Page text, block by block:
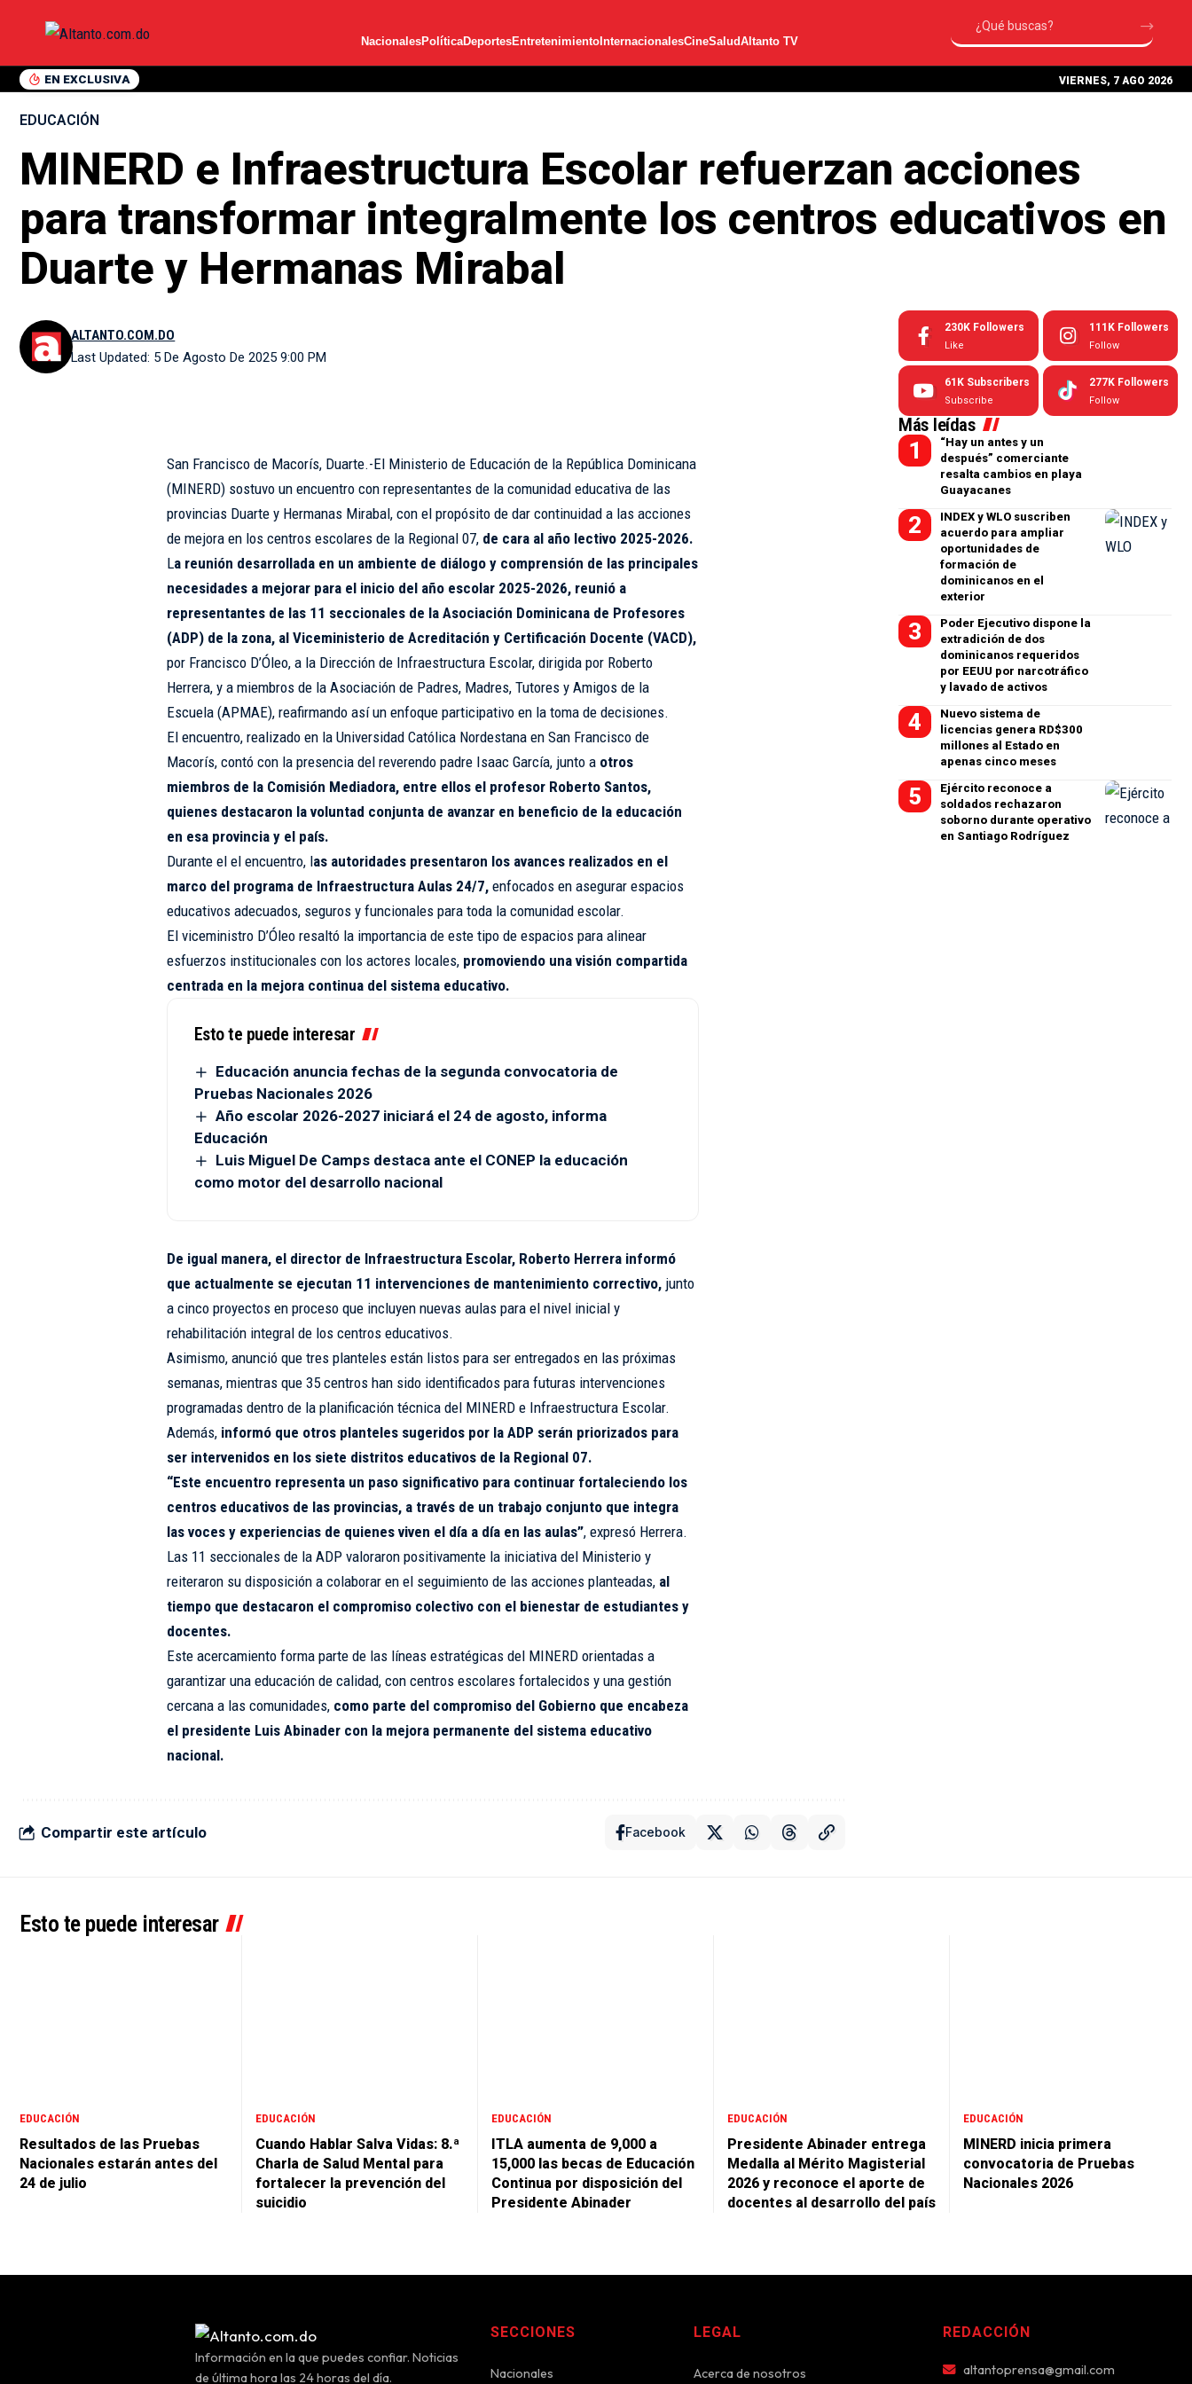
NacionalesPolíticaDeportesEntretenimiento InternacionalesCineSaludAltanto TV
EN EXCLUSIVA VIERNES, 7 AGO 2026
EDUCACIÓN
MINERD e Infraestructura Escolar refuerzan acciones
para transformar integralmente los centros educativos en
Duarte y Hermanas Mirabal
Last Updated: 5 De Agosto De 2025 9:00 PM
ALTANTO.COM.DO
San Francisco de Macorís, Duarte.-El Ministerio de Educación de la República Dominicana
(MINERD) sostuvo un encuentro con representantes de la comunidad educativa de las
provincias Duarte y Hermanas Mirabal, con el propósito de dar continuidad a las acciones
de mejora en los centros escolares de la Regional 07, de cara al año lectivo 2025-2026.
La reunión desarrollada en un ambiente de diálogo y comprensión de las principales
necesidades a mejorar para el inicio del año escolar 2025-2026, reunió a
representantes de las 11 seccionales de la Asociación Dominicana de Profesores
(ADP) de la zona, al Viceministerio de Acreditación y Certificación Docente (VACD),
por Francisco D’Óleo, a la Dirección de Infraestructura Escolar, dirigida por Roberto
Herrera, y a miembros de la Asociación de Padres, Madres, Tutores y Amigos de la
Escuela (APMAE), reafirmando así un enfoque participativo en la toma de decisiones.
El encuentro, realizado en la Universidad Católica Nordestana en San Francisco de
Macorís, contó con la presencia del reverendo padre Isaac García, junto a otros
miembros de la Comisión Mediadora, entre ellos el profesor Roberto Santos,
quienes destacaron la voluntad conjunta de avanzar en beneficio de la educación
en esa provincia y el país.
Durante el el encuentro, las autoridades presentaron los avances realizados en el
marco del programa de Infraestructura Aulas 24/7, enfocados en asegurar espacios
educativos adecuados, seguros y funcionales para toda la comunidad escolar.
El viceministro D’Óleo resaltó la importancia de este tipo de espacios para alinear
esfuerzos institucionales con los actores locales, promoviendo una visión compartida
centrada en la mejora continua del sistema educativo.
Esto te puede interesar
Educación anuncia fechas de la segunda convocatoria de
Pruebas Nacionales 2026
Año escolar 2026-2027 iniciará el 24 de agosto, informa
Educación
Luis Miguel De Camps destaca ante el CONEP la educación
como motor del desarrollo nacional
De igual manera, el director de Infraestructura Escolar, Roberto Herrera informó
que actualmente se ejecutan 11 intervenciones de mantenimiento correctivo,junto
a cinco proyectos en proceso que incluyen nuevas aulas para el nivel inicial y
rehabilitación integral de los centros educativos.
Asimismo, anunció que tres planteles están listos para ser entregados en las próximas
semanas, mientras que 35 centros han sido identificados para futuras intervenciones
programadas dentro de la planificación técnica del MINERD e Infraestructura Escolar.
Además, informó que otros planteles sugeridos por la ADP serán priorizados para
ser intervenidos en los siete distritos educativos de la Regional 07.
“Este encuentro representa un paso significativo para continuar fortaleciendo los
centros educativos de las provincias, a través de un trabajo conjunto que integra
las voces y experiencias de quienes viven el día a día en las aulas”, expresó Herrera.
Las 11 seccionales de la ADP valoraron positivamente la iniciativa del Ministerio y
reiteraron su disposición a colaborar en el seguimiento de las acciones planteadas, al
tiempo que destacaron el compromiso colectivo con el bienestar de estudiantes y
docentes.
Este acercamiento forma parte de las líneas estratégicas del MINERD orientadas a
garantizar una educación de calidad, con centros escolares fortalecidos y una gestión
cercana a las comunidades, como parte del compromiso del Gobierno que encabeza
el presidente Luis Abinader con la mejora permanente del sistema educativo
nacional.
Compartir este artículo Facebook
230K Followers
Like
111K Followers
Follow
61K Subscribers
Subscribe
277K Followers
Follow
Más leídas
“Hay un antes y un
después” comerciante
resalta cambios en playa
Guayacanes
INDEX y WLO suscriben
acuerdo para ampliar
oportunidades de
formación de
dominicanos en el
exterior
Poder Ejecutivo dispone la
extradición de dos
dominicanos requeridos
por EEUU por narcotráfico
y lavado de activos
Nuevo sistema de
licencias genera RD$300
millones al Estado en
apenas cinco meses
Ejército reconoce a
soldados rechazaron
soborno durante operativo
en Santiago Rodríguez
Esto te puede interesar
EDUCACIÓN
Resultados de las Pruebas
Nacionales estarán antes del
24 de julio
EDUCACIÓN
Cuando Hablar Salva Vidas: 8.ª
Charla de Salud Mental para
fortalecer la prevención del
suicidio
EDUCACIÓN
ITLA aumenta de 9,000 a
15,000 las becas de Educación
Continua por disposición del
Presidente Abinader
EDUCACIÓN
Presidente Abinader entrega
Medalla al Mérito Magisterial
2026 y reconoce el aporte de
docentes al desarrollo del país
EDUCACIÓN
MINERD inicia primera
convocatoria de Pruebas
Nacionales 2026
Información en la que puedes confiar. Noticias
de última hora las 24 horas del día.
SECCIONES
Nacionales
LEGAL
Acerca de nosotros
REDACCIÓN
altantoprensa@gmail.com